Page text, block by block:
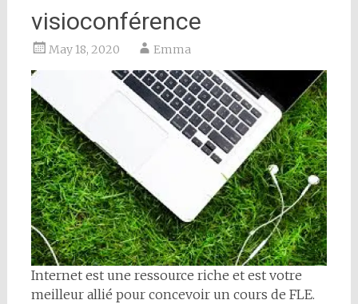
visioconférence
May 18, 2020 Emma
Internet est une ressource riche et est votre
meilleur allié pour concevoir un cours de FLE.